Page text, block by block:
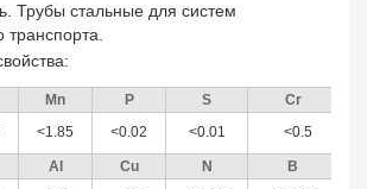
Трубы стальные для систем
транспорта.
Mn P S
Cr
<1.85 <0.02 <0.01 <0.5
Al Cu N
B